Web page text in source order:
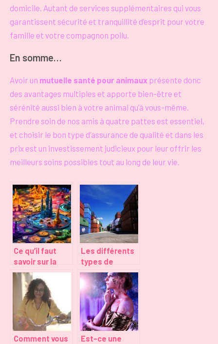
domicile. Autant de services supplémentaires qui vous
garantissent sécurité et tranquillité d’esprit pour votre
famille et votre compagnon poilu.
En somme…
Avoir un mutuelle santé pour animaux présente donc
des avantages multiples et apporte bien-être et
sérénité aussi bien à votre animal qu’à vous-même.
Prendre soin de nos amis à quatre pattes est essentiel,
et choisir le bon type d’assurance de qualité et dans les
prix est un investissement judicieux pour leur offrir les
meilleurs soins possibles tout au long de leur vie.
Ce qu’il faut
savoir sur la
rénovation
énergétique en
France
Les différents
types de
conteneurs de
stockage
Comment vous
Est-ce une